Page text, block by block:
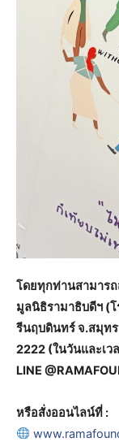
โดยทุกท่านสามาร
มูลนิธิรามาธิบดีฯ (
รีนฤบดินทร์ จ.สมุท
2222 (ในวันและเว
LINE
หรือสั่งออนไลน์ที่ :